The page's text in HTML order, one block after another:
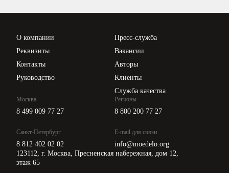
О компании
Реквизиты
Контакты
Руководство
Пресс-служба
Вакансии
Авторы
Клиенты
Служба качества
Москва
8 499 009 77 27
Санкт-Петербург
8 812 402 02 02
Регионы
8 800 200 77 27
E-mail для связи
info@moedelo.org
123112, г. Москва, Пресненская набережная, дом 12,
этаж 65